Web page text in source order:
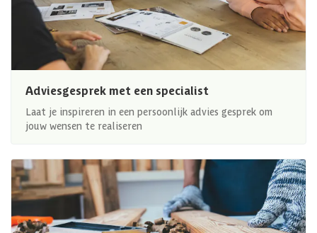
Adviesgesprek met een specialist
Laat je inspireren in een persoonlijk advies gesprek om
jouw wensen te realiseren